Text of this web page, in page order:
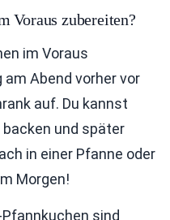
Voraus zubereiten?
im Voraus
Abend vorher vor
auf. Du kannst
und später
in einer Pfanne oder
Morgen!
sind